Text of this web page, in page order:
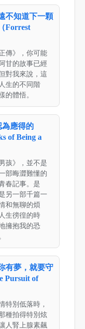
不知道下一顆
Forrest
傳》，你可能
甘的故事已經
對我來說，這
生的不同階
的體悟。
應得的
of Being a
孩》，並不是
部晦澀難懂的
春記事。是
另一部千篇一
和無聊的煩
生徬徨的時
擁抱我的恐
有夢，就要守
Pursuit of
特別低落時，
種拍得特別炫
人腎上腺素飆